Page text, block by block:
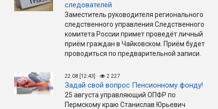
следователей
Заместитель руководителя регионального
следственного управления Следственного
комитета России примет проведёт личный
приём граждан в Чайковском. Приём будет
проводиться по предварительной записи.
22.08 [12:43] 2 227
Задай свой вопрос Пенсионному фонду!
25 августа управляющий ОПФР по
Пермскому краю Станислав Юрьевич